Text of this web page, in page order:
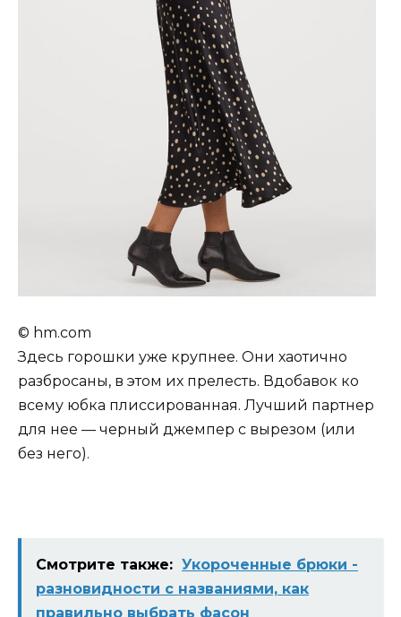
© hm.com
Здесь горошки уже крупнее. Они хаотично
разбросаны, в этом их прелесть. Вдобавок ко
всему юбка плиссированная. Лучший партнер
для нее — черный джемпер с вырезом (или
без него).
Смотрите также: Укороченные брюки -
разновидности с названиями, как
правильно выбрать фасон